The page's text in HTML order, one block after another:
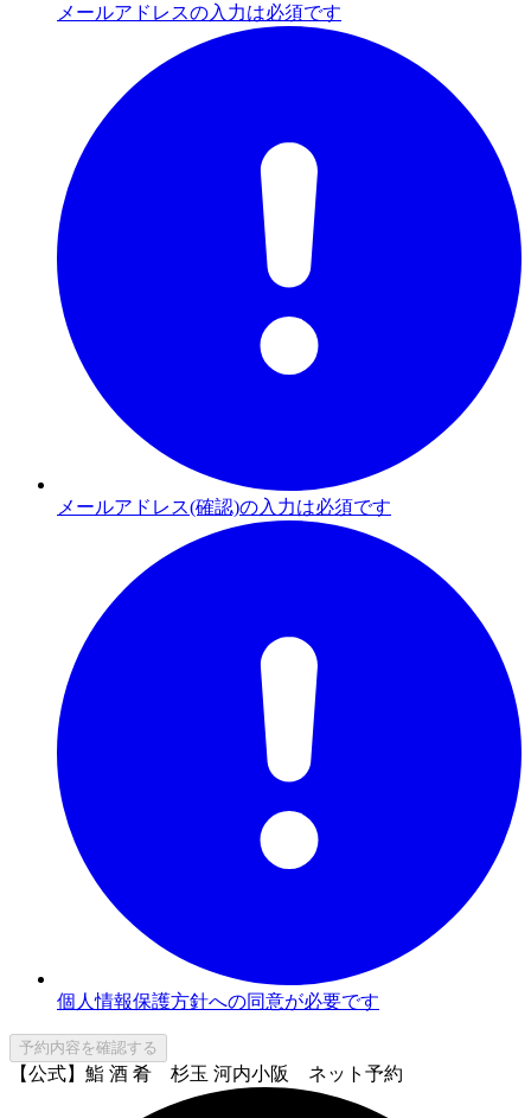
メールアドレスの入力は必須です
メールアドレス(確認)の入力は必須です
個人情報保護方針への同意が必要です
予約内容を確認する
【公式】鮨 酒 肴 杉玉 河内小阪 ネット予約